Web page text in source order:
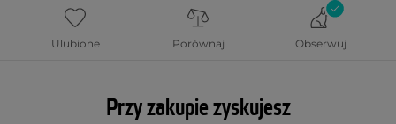
Ulubione Porównaj Obserwuj
Przy zakupie zyskujesz